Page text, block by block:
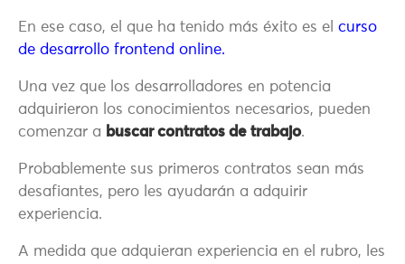
En ese caso, el que ha tenido más éxito es el curso
de desarrollo frontend online.
Una vez que los desarrolladores en potencia
adquirieron los conocimientos necesarios, pueden
comenzar a buscar contratos de trabajo.
Probablemente sus primeros contratos sean más
desafiantes, pero les ayudarán a adquirir
experiencia.
A medida que adquieran experiencia en el rubro, les